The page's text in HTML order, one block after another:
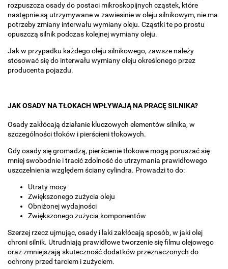
rozpuszcza osady do postaci mikroskopijnych cząstek, które
następnie są utrzymywane w zawiesinie w oleju silnikowym, nie ma
potrzeby zmiany interwału wymiany oleju. Cząstki te po prostu
opuszczą silnik podczas kolejnej wymiany oleju.
Jak w przypadku każdego oleju silnikowego, zawsze należy
stosować się do interwału wymiany oleju określonego przez
producenta pojazdu.
JAK OSADY NA TŁOKACH WPŁYWAJĄ NA PRACĘ SILNIKA?
Osady zakłócają działanie kluczowych elementów silnika, w
szczególności tłoków i pierścieni tłokowych.
Gdy osady się gromadzą, pierścienie tłokowe mogą poruszać się
mniej swobodnie i tracić zdolność do utrzymania prawidłowego
uszczelnienia względem ściany cylindra. Prowadzi to do:
Utraty mocy
Zwiększonego zużycia oleju
Obniżonej wydajności
Zwiększonego zużycia komponentów
Szerzej rzecz ujmując, osady i laki zakłócają sposób, w jaki olej
chroni silnik. Utrudniają prawidłowe tworzenie się filmu olejowego
oraz zmniejszają skuteczność dodatków przeznaczonych do
ochrony przed tarciem i zużyciem.